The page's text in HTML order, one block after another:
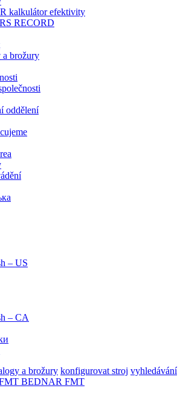
kalkulátor efektivity
RECORD
a brožury
oddělení
– US
– CA
a brožury konfigurovat stroj vyhledávání
BEDNAR FMT